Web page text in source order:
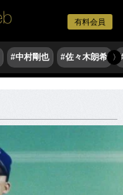
有料会員
#中村剛也 #佐々木朗希 〉